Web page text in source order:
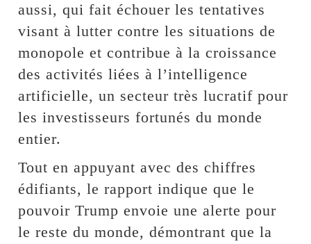
aussi, qui fait échouer les tentatives
visant à lutter contre les situations de
monopole et contribue à la croissance
des activités liées à l’intelligence
artificielle, un secteur très lucratif pour
les investisseurs fortunés du monde
entier.
Tout en appuyant avec des chiffres
édifiants, le rapport indique que le
pouvoir Trump envoie une alerte pour
le reste du monde, démontrant que la